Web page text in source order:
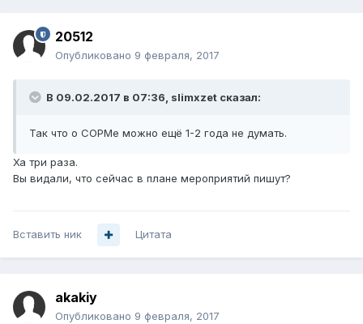
20512
Опубликовано 9 февраля, 2017
В 09.02.2017 в 07:36, slimxzet сказал:
Так что о СОРМе можно ещё 1-2 года не думать.
Ха три раза.
Вы видали, что сейчас в плане мероприятий пишут?
Вставить ник Цитата
akakiy
Опубликовано 9 февраля, 2017